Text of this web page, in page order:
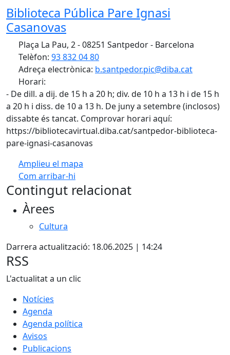
Biblioteca Pública Pare Ignasi
Casanovas
Plaça La Pau, 2 - 08251 Santpedor - Barcelona
Telèfon: 93 832 04 80
Adreça electrònica: b.santpedor.pic@diba.cat
Horari:
- De dill. a dij. de 15 h a 20 h; div. de 10 h a 13 h i de 15 h
a 20 h i diss. de 10 a 13 h. De juny a setembre (inclosos)
dissabte és tancat. Comprovar horari aquí:
https://bibliotecavirtual.diba.cat/santpedor-biblioteca-
pare-ignasi-casanovas
Amplieu el mapa
Com arribar-hi
+
−
Contingut relacionat
Àrees
Cultura
Darrera actualització: 18.06.2025 | 14:24
RSS
L'actualitat a un clic
Notícies
Agenda
Agenda política
Avisos
Publicacions